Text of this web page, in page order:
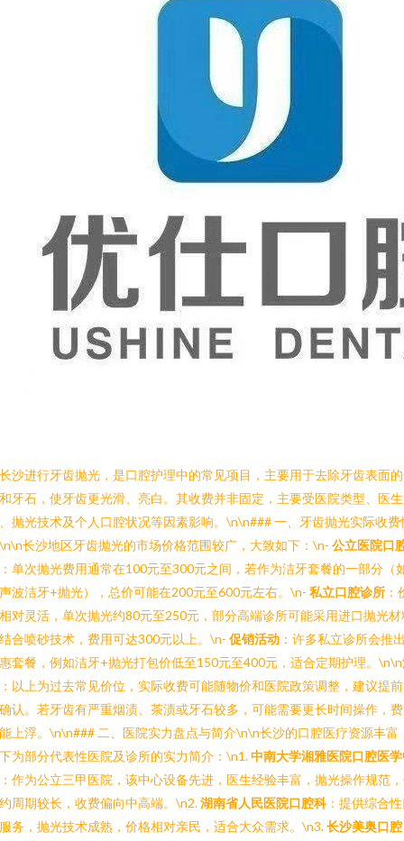
沙进行牙齿抛光，是口腔护理中的常见项目，主要用于去除牙齿表面
牙石，使牙齿更光滑、亮白。其收费并非固定，主要受医院类型、医
抛光技术及个人口腔状况等因素影响。\n\n### 一、牙齿抛光实际收费
长沙地区牙齿抛光的市场价格范围较广，大致如下：\n- 公立医院口
：单次抛光费用通常在100元至300元之间，若作为洁牙套餐的一部分（
波洁牙+抛光），总价可能在200元至600元左右。\n- 私立口腔诊所 ：
对灵活，单次抛光约80元至250元，部分高端诊所可能采用进口抛光材
合喷砂技术，费用可达300元以上。\n- 促销活动 ：许多私立诊所会推
套餐，例如洁牙+抛光打包价低至150元至400元，适合定期护理。\n\n
：以上为过去常见价位，实际收费可能随物价和医院政策调整，建议提
认。若牙齿有严重烟渍、茶渍或牙石较多，可能需要更长时间操作，
上浮。\n\n### 二、医院实力盘点与简介\n\n长沙的口腔医疗资源丰富
为部分代表性医院及诊所的实力简介：\n1.中南大学湘雅医院口腔医
：作为公立三甲医院，该中心设备先进，医生经验丰富，抛光操作规范
周期较长，收费偏向中高端。\n2.湖南省人民医院口腔科：提供综合
务，抛光技术成熟，价格相对亲民，适合大众需求。\n3.长沙美奥口腔